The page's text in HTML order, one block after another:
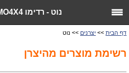
נוט - רדימו RADIMO4X4 • (רד...
דף הבית >> יצרנים >> נוט
רשימת מוצרים מהיצרן